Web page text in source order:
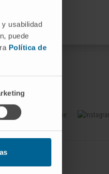
usabilidad
puede
Política de